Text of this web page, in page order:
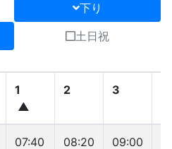
下り
土日祝
1
▲
2 3
07:40 08:20 09:00